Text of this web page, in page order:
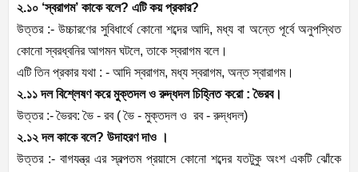
২.১০ ‘স্বরাগম’ কাকে বলে? এটি কয় প্রকার?
উত্তর :- উচ্চারণের সুবিধার্থে কোনো শব্দের আদি, মধ্য বা অন্তে পূর্বে অনুপস্থিত
কোনো স্বরধ্বনির আগমন ঘটলে, তাকে স্বরাগম বলে।
এটি তিন প্রকার যথা : - আদি স্বরাগম, মধ্য স্বরাগম, অন্ত স্বারাগম।
২.১১ দল বিশ্লেষণ করে মুক্তদল ও রুদ্ধদল চিহ্নিত করো : ভৈরব।
উত্তর :- ভৈরব: ভৈ - রব ( ভৈ - মুক্তদল ও রব - রুদ্ধদল)
২.১২ দল কাকে বলে? উদাহরণ দাও ।
উত্তর :- বাগযন্ত্র এর স্বল্পতম প্রয়াসে কোনো শব্দের যতটুকু অংশ একটি ঝোঁকে